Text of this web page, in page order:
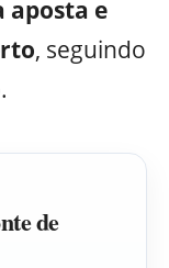
aposta e
, seguindo
de